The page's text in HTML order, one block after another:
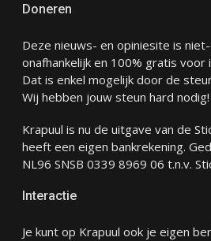
Doneren
Deze nieuws- en opiniesite is
onafhankelijk en 100% gratis voor
Dat is enkel mogelijk door de
Wij hebben jouw steun hard nodig!
Krapuul is nu de uitgave van de
heeft een eigen bankrekening.
NL96 SNSB 0339 8969 06 t.n.v.
Interactie
Je kunt op Krapuul ook je eigen